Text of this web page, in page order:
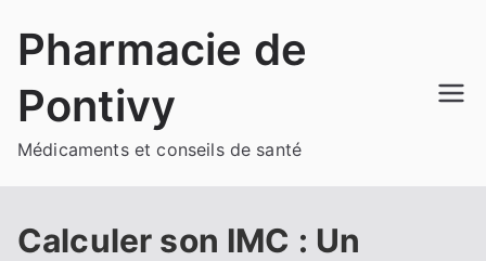
Pharmacie de
Pontivy
Médicaments et conseils de santé
Calculer son IMC : Un